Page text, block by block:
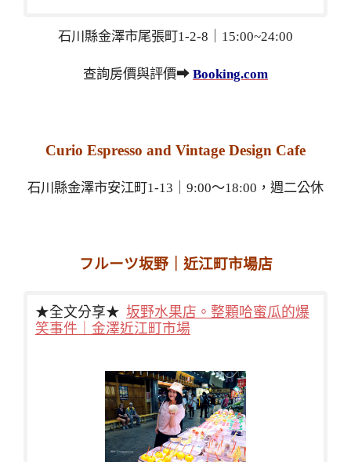
石川縣金澤市尾張町1-2-8｜15:00~24:00
查詢房價與評價➡ Booking.com
Curio Espresso and Vintage Design Cafe
石川縣金澤市安江町1-13｜9:00～18:00，週二公休
フルーツ坂野｜近江町市場店
★全文分享★ 坂野水果店。整顆哈蜜瓜的爆
笑事件｜金澤近江町市場